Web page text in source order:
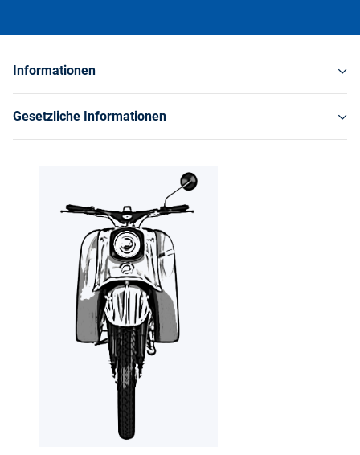
Informationen
Gesetzliche Informationen